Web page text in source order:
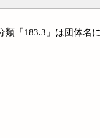
類「183.3」は団体名